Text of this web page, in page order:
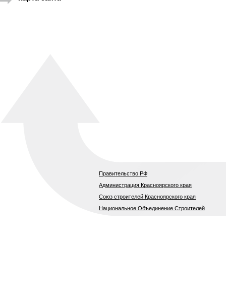
Правительство РФ
Администрация Красноярского края
Союз строителей Красноярского края
Национальное Объединение Строителей